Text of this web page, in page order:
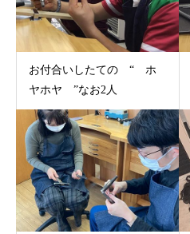
お付合いしたての “ ホ
ヤホヤ ”なお2人